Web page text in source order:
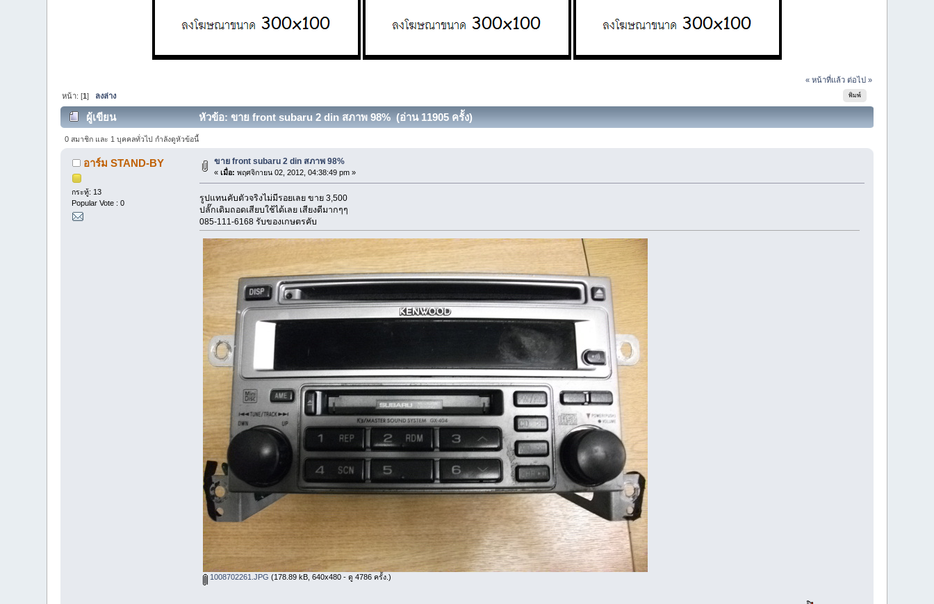
« หน้าที่แล้ว ต่อไป »
พิมพ์
หน้า: [1] ลงล่าง
ผู้เขียน หัวข้อ: ขาย front subaru 2 din สภาพ 98% (อ่าน 11905 ครั้ง)
0 สมาชิก และ 1 บุคคลทั่วไป กำลังดูหัวข้อนี้
อาร์ม STAND-BY
กระทู้: 13
Popular Vote : 0
ขาย front subaru 2 din สภาพ 98%
«เมื่อ: พฤศจิกายน 02, 2012, 04:38:49 pm »
รูปแทนคับตัวจริงไม่มีรอยเลย ขาย 3,500
ปลั๊กเดิมถอดเสียบใช้ได้เลย เสียงดีมากๆๆ
085-111-6168 รับของเกษตรคับ
1008702261.JPG (178.89 kB, 640x480 - ดู 4786 ครั้ง.)